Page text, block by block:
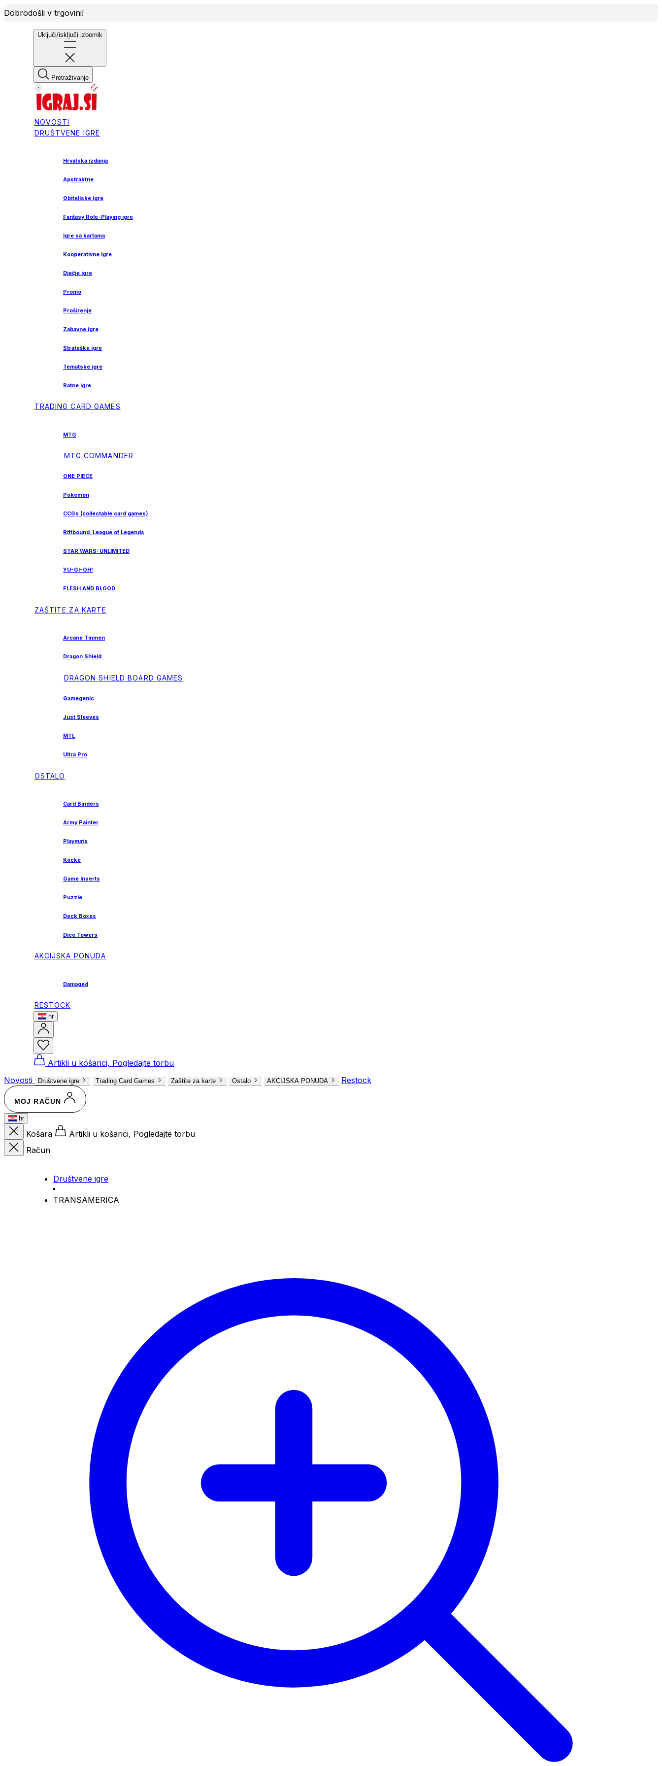
Dobrodošli v trgovini!
Uključi/isključi izbornik
Pretraživanje
NOVOSTI
DRUŠTVENE IGRE
Hrvatska izdanja
Apstraktne
Obiteljske igre
Fantasy Role-Playing igre
Igre sa kartama
Kooperativne igre
Dječje igre
Promo
Proširenje
Zabavne igre
Strateške igre
Tematske igre
Ratne igre
TRADING CARD GAMES
MTG
MTG COMMANDER
ONE PIECE
Pokemon
CCGs (collectable card games)
Riftbound: League of Legends
STAR WARS: UNLIMITED
YU-GI-OH!
FLESH AND BLOOD
ZAŠTITE ZA KARTE
Arcane Tinmen
Dragon Shield
DRAGON SHIELD BOARD GAMES
Gamegenic
Just Sleeves
MTL
Ultra Pro
OSTALO
Card Binders
Army Painter
Playmats
Kocke
Game Inserts
Puzzle
Deck Boxes
Dice Towers
AKCIJSKA PONUDA
Damaged
RESTOCK
hr
Artikli u košarici, Pogledajte torbu
Novosti
Društvene igre Trading Card Games Zaštite za karte Ostalo AKCIJSKA PONUDA Restock
MOJ RAČUN
hr
Košara
Artikli u košarici, Pogledajte torbu
Račun
Društvene igre
TRANSAMERICA